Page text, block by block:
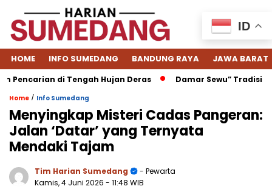
HOME INFO SUMEDANG BANDUNG RAYA JAWA BARAT
di Tengah Hujan Deras Damar Sewu” Tradisi
Home / Info Sumedang
Menyingkap Misteri Cadas Pangeran:
Jalan ‘Datar’ yang Ternyata
Mendaki Tajam
Tim Harian Sumedang
- Pewarta
Kamis, 4 Juni 2026 - 11:48 WIB
ID